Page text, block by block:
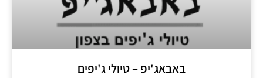
באבאג'יפ – טיולי ג'יפים